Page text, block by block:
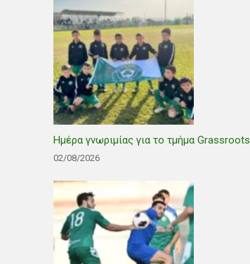
Ημέρα γνωριμίας για το τμήμα Grassroots
02/08/2026